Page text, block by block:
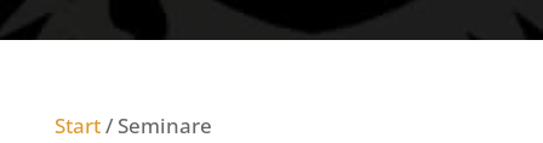
Start/ Seminare